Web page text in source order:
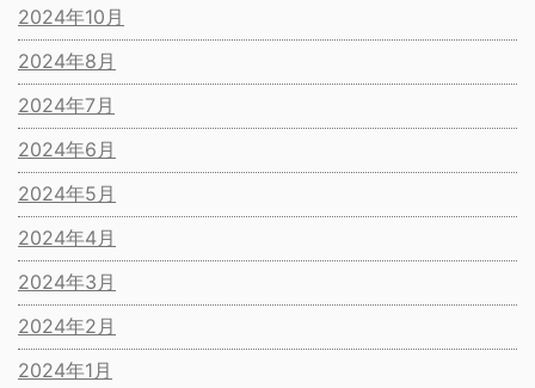
2024年10月
2024年8月
2024年7月
2024年6月
2024年5月
2024年4月
2024年3月
2024年2月
2024年1月